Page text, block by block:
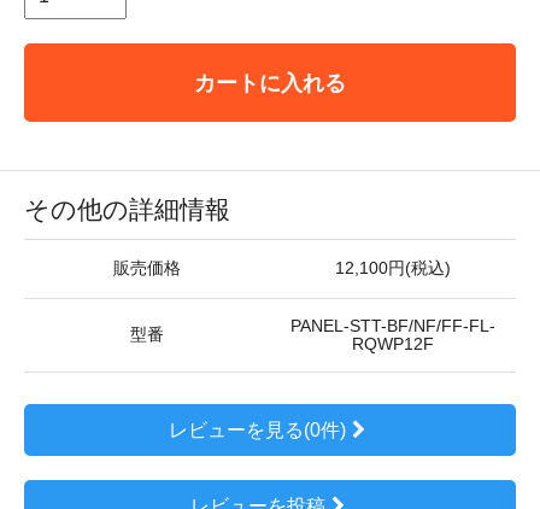
カートに入れる
その他の詳細情報
販売価格 12,100円(税込)
型番
PANEL-STT-BF/NF/FF-FL-
RQWP12F
レビューを見る(0件)